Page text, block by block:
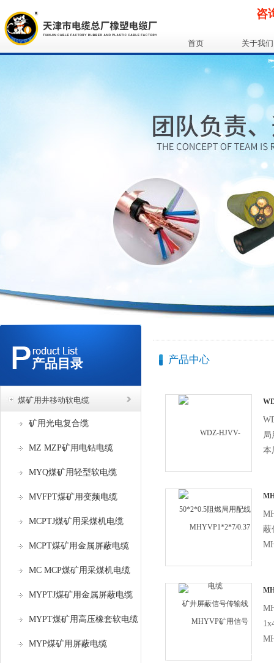
咨
首页 关于我们
产品目录
煤矿用井移动软电缆
矿用光电复合缆
MZ MZP矿用电钻电缆
MYQ煤矿用轻型软电缆
MVFPT煤矿用变频电缆
MCPTJ煤矿用采煤机电缆
MCPT煤矿用金属屏蔽电缆
MC MCP煤矿用采煤机电缆
MYPTJ煤矿用金属屏蔽电缆
MYPT煤矿用高压橡套软电缆
MYP煤矿用屏蔽电缆
产品中心
用
局
本
缘
通
号
蔽
通